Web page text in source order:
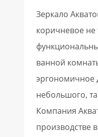
Зеркало
коричневое не
ванной
эргономичное
небольшого,
Компания
производстве